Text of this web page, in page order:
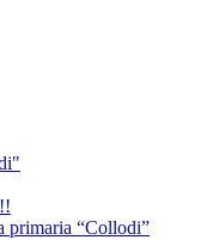
primaria “Collodi”